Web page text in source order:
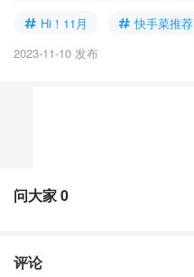
Hi！11月
快手菜推荐
2023-11-10 发布
问大家0
评论